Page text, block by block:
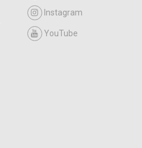
Instagram
YouTube